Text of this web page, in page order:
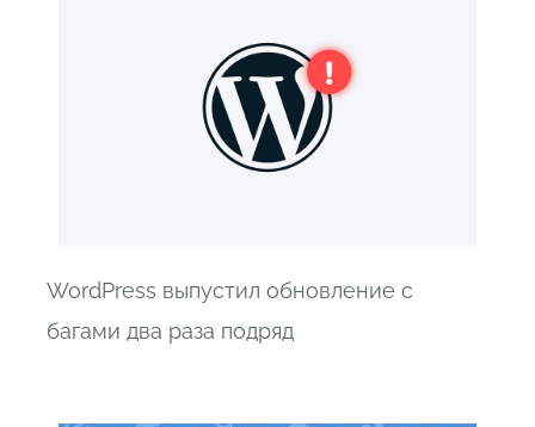
WordPress выпустил обновление с
багами два раза подряд